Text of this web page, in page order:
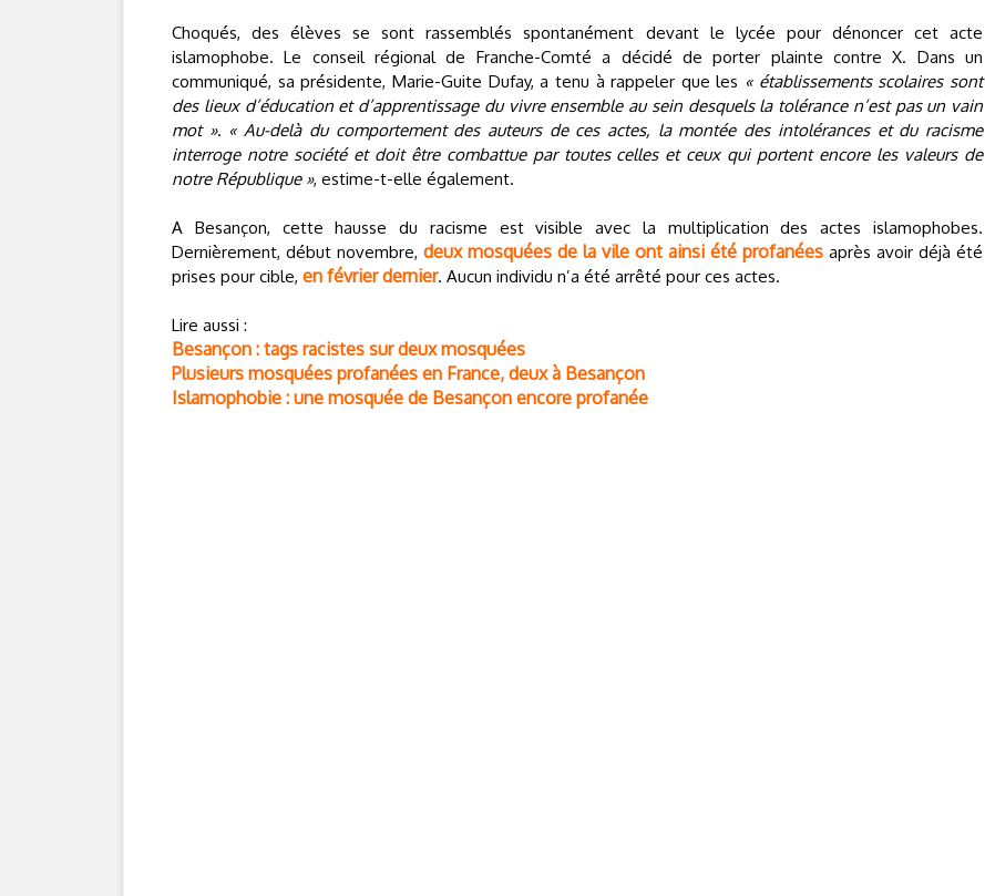
Choqués, des élèves se sont rassemblés spontanément devant le lycée pour dénoncer cet acte
islamophobe. Le conseil régional de Franche-Comté a décidé de porter plainte contre X. Dans un
communiqué, sa présidente, Marie-Guite Dufay, a tenu à rappeler que les « établissements scolaires sont
des lieux d’éducation et d’apprentissage du vivre ensemble au sein desquels la tolérance n’est pas un vain
mot ». « Au-delà du comportement des auteurs de ces actes, la montée des intolérances et du racisme
interroge notre société et doit être combattue par toutes celles et ceux qui portent encore les valeurs de
notre République », estime-t-elle également.
A Besançon, cette hausse du racisme est visible avec la multiplication des actes islamophobes.
Dernièrement, début novembre, deux mosquées de la vile ont ainsi été profanées après avoir déjà été
prises pour cible, en février dernier. Aucun individu n’a été arrêté pour ces actes.
Lire aussi :
Besançon : tags racistes sur deux mosquées
Plusieurs mosquées profanées en France, deux à Besançon
Islamophobie : une mosquée de Besançon encore profanée